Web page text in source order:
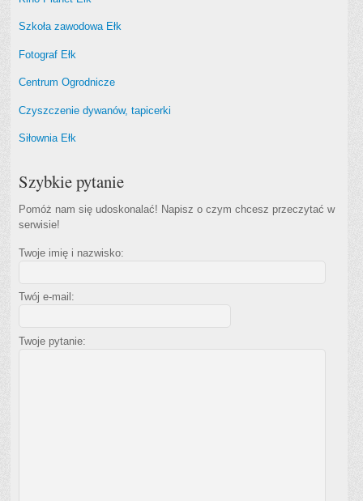
Szkoła zawodowa Ełk
Fotograf Ełk
Centrum Ogrodnicze
Czyszczenie dywanów, tapicerki
Siłownia Ełk
Szybkie pytanie
Pomóż nam się udoskonalać! Napisz o czym chcesz przeczytać w
serwisie!
Twoje imię i nazwisko:
Twój e-mail:
Twoje pytanie: